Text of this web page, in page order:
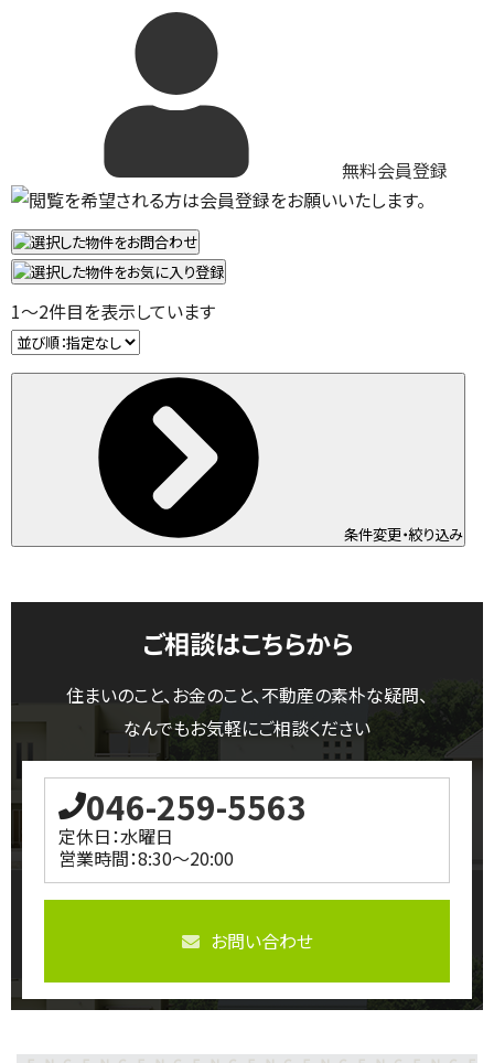
無料会員登録
1～2件目を表示しています
条件変更・絞り込み
ご相談はこちらから
住まいのこと、お金のこと、不動産の素朴な疑問、
なんでもお気軽にご相談ください
046-259-5563
定休日：水曜日
営業時間：8:30～20:00
お問い合わせ